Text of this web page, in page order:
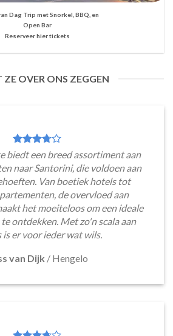
Dag Trip met Snorkel, BBQ, en
Open Bar
Reserveer hier tickets
ZE OVER ONS ZEGGEN
biedt een breed assortiment aan
naar Santorini, die voldoen aan
Van boetiek hotels tot
de overvloed aan
het moeiteloos om een ideale
ontdekken. Met zo'n scala aan
is er voor ieder wat wils.
van Dijk / Hengelo